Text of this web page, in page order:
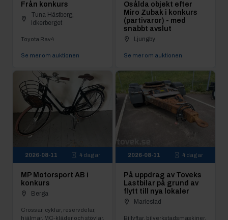
Från konkurs
Tuna Hästberg,
Idkerberget
Toyota Rav4
Se mer om auktionen
Osålda objekt efter
Miro Zubak i konkurs
(partivaror) - med
snabbt avslut
Ljungby
Se mer om auktionen
2026-08-11 4 dagar
MP Motorsport AB i
konkurs
Berga
Crossar, cyklar, reservdelar,
hjälmar, MC-kläder och stövlar,
2026-08-11 4 dagar
På uppdrag av Toveks
Lastbilar på grund av
flytt till nya lokaler
Mariestad
Billyftar, bilverkstadsmaskiner,